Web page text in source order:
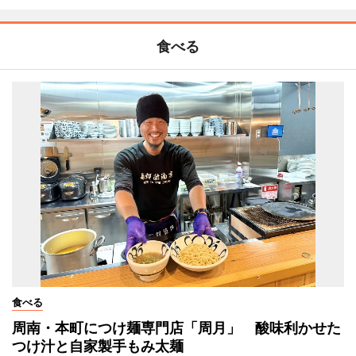
食べる
食べる
周南・本町につけ麺専門店「周月」 酸味利かせた
つけ汁と自家製手もみ太麺